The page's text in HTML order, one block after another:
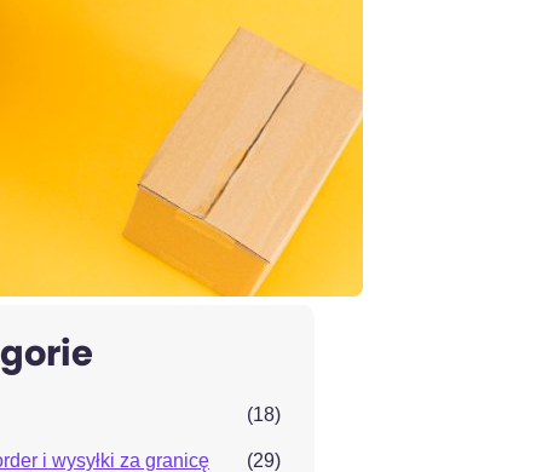
(18)
i wysyłki za granicę (29)